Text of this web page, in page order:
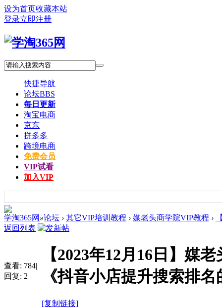
设为首页收藏本站
登录立即注册
快捷导航
论坛BBS
每日更新
淘宝电商
京东
拼多多
跨境电商
免费会员
VIP试看
加入VIP
学淘365网 »论坛 › 其它VIP培训教程 › 媒老头商学院VIP教程 ›
返回列表
查看: 784|
回复: 2
【2023年12月16日】媒
《抖音小店提升搜索排
[复制链接]